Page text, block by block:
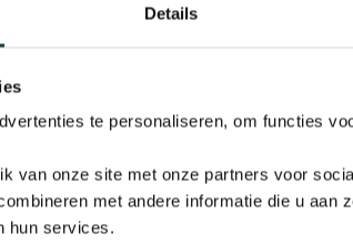
Details
te personaliseren, om functies
van onze site met onze partners voor
met andere informatie die u aan
hun services.
winkelwagen
Cappuccino
€1.875,00